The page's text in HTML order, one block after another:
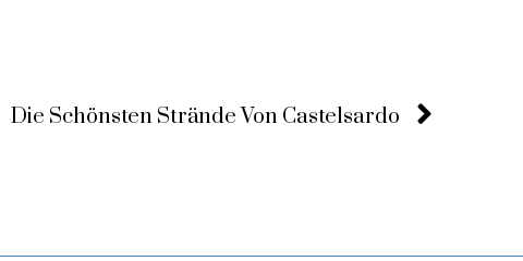
Die Schönsten Strände Von Castelsardo